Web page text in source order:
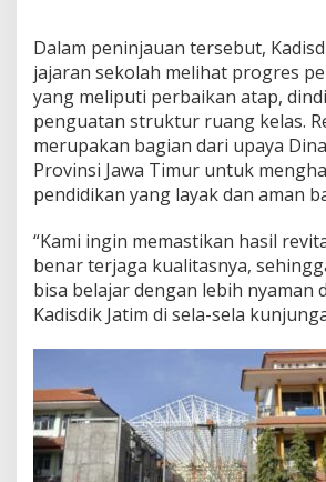
r
a
b
a
y
a
,
P
t
i
k
a
P
s
e
s
B
Dalam peninjauan tersebut,
jajaran sekolah melihat progres
yang meliputi perbaikan atap,
penguatan struktur ruang kelas.
merupakan bagian dari upaya
Provinsi Jawa Timur untuk
pendidikan yang layak dan aman
“Kami ingin memastikan hasil
benar terjaga kualitasnya,
bisa belajar dengan lebih nyaman
Kadisdik Jatim di sela-sela